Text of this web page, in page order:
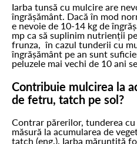
Iarba tunsă cu mulcire are
îngrășământ. Dacă în mod
e nevoie de 10-14 kg de
mp ca să suplinim nutrienții
frunza, în cazul tunderii cu
îngrășământ pe an sunt
peluzele mai vechi de 10 ani
Contribuie mulcirea la
de fetru, tatch pe sol?
Contrar părerilor, tunderea
măsură la acumularea de
tatch (eng.). Iarba mărunțită